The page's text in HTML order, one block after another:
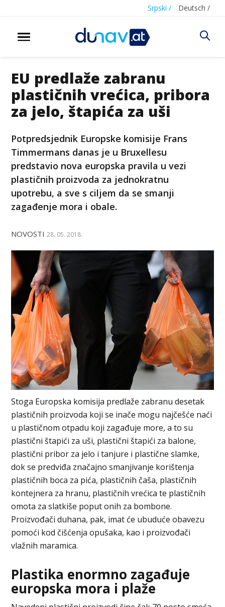
Srpski / Deutsch /
EU predlaže zabranu
plastičnih vrećica, pribora
za jelo, štapića za uši
Potpredsjednik Europske komisije Frans
Timmermans danas je u Bruxellesu
predstavio nova europska pravila u vezi
plastičnih proizvoda za jednokratnu
upotrebu, a sve s ciljem da se smanji
zagađenje mora i obale.
NOVOSTI 28. 05. 2018.
Stoga Europska komisija predlaže zabranu desetak
plastičnih proizvoda koji se inače mogu najčešće naći
u plastičnom otpadu koji zagađuje more, a to su
plastični štapići za uši, plastični štapići za balone,
plastični pribor za jelo i tanjure i plastične slamke,
dok se predviđa značajno smanjivanje korištenja
plastičnih boca za pića, plastičnih čaša, plastičnih
kontejnera za hranu, plastičnih vrećica te plastičnih
omota za slatkiše poput onih za bombone.
Proizvođači duhana, pak, imat će ubuduće obavezu
pomoći kod čišćenja opušaka, kao i proizvođači
vlažnih maramica.
Plastika enormno zagađuje
europska mora i plaže